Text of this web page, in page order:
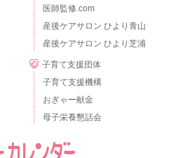
医師監修.com
産後ケアサロン ひより青山
産後ケアサロン ひより芝浦
子育て支援団体
子育て支援機構
おぎゃー献金
母子栄養懇話会